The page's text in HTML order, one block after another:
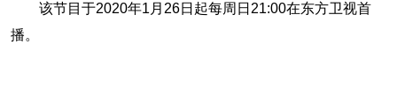
该节目于2020年1月26日起每周日21:00在东方卫视首
播。